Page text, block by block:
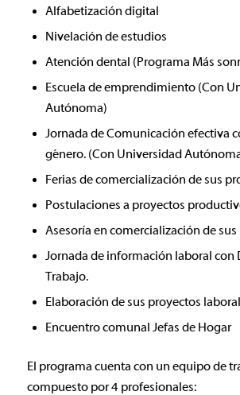
Alfabetización digital
Nivelación de estudios
Atención dental (Programa Más
Escuela de emprendimiento (Con
Autónoma)
Jornada de Comunicación efectiva
género. (Con Universidad
Ferias de comercialización de sus
Postulaciones a proyectos
Asesoría en comercialización de
Jornada de información laboral con
Trabajo.
Elaboración de sus proyectos
Encuentro comunal Jefas de Hogar
El programa cuenta con un equipo de
compuesto por 4 profesionales: